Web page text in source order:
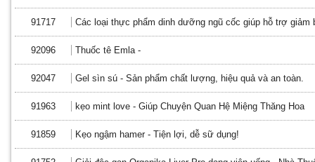
91717 Các loại thực phẩm dinh dưỡng ngũ cốc giúp hỗ trợ giảm
92096 Thuốc tê Emla -
92047 Gel sìn sú - Sản phẩm chất lượng, hiệu quả và an toàn.
91963 kẹo mint love - Giúp Chuyện Quan Hệ Miệng Thăng Hoa
91859 Kẹo ngậm hamer - Tiện lợi, dễ sữ dụng!